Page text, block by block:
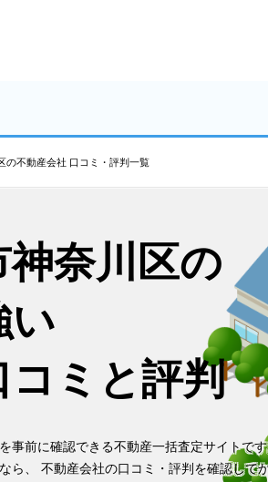
の不動産会社 口コミ・評判一覧
奈川区の
い
コミと評判
事前に確認できる不動産一括査定サイトです
ら、 不動産会社の口コミ・評判を確認して